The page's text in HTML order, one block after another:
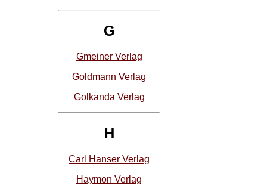
G
Gmeiner Verlag
Goldmann Verlag
Golkanda Verlag
H
Carl Hanser Verlag
Haymon Verlag